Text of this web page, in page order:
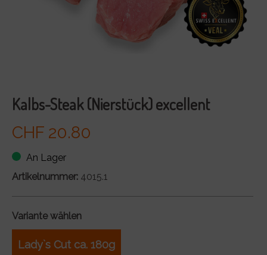
Kalbs-Steak (Nierstück) excellent
CHF 20.80
An Lager
Artikelnummer: 4015.1
Variante wählen
Lady`s Cut ca. 180g